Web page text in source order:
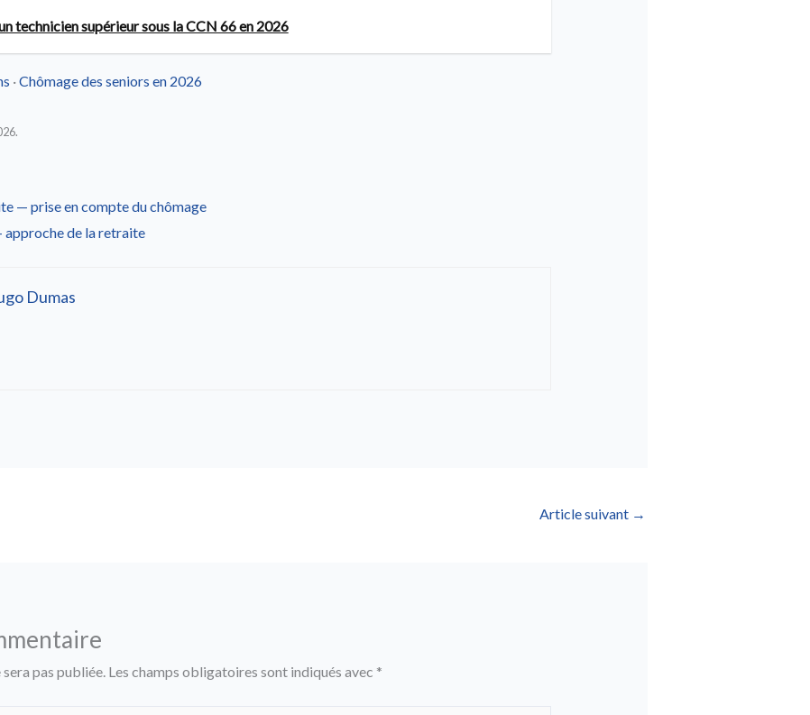
technicien supérieur sous la CCN 66 en 2026
·Chômage des seniors en 2026
— prise en compte du chômage
approche de la retraite
Dumas
Article suivant →
pas publiée. Les champs obligatoires sont indiqués avec *